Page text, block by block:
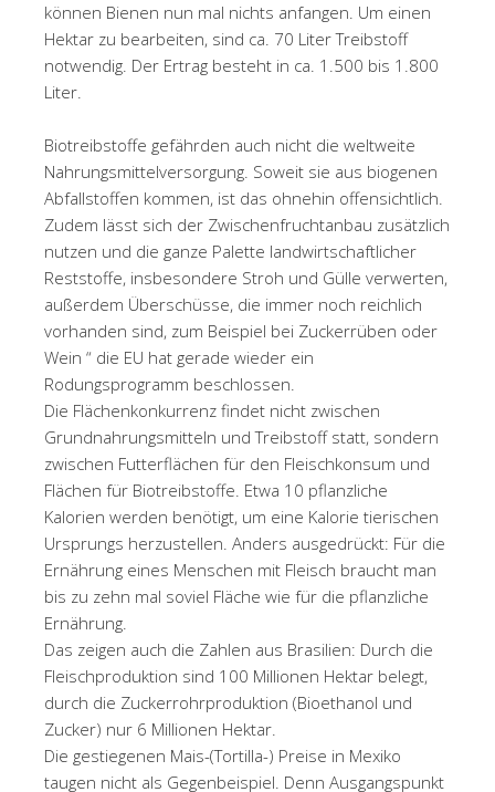
können Bienen nun mal nichts anfangen. Um einen
Hektar zu bearbeiten, sind ca. 70 Liter Treibstoff
notwendig. Der Ertrag besteht in ca. 1.500 bis 1.800
Liter.
Biotreibstoffe gefährden auch nicht die weltweite
Nahrungsmittelversorgung. Soweit sie aus biogenen
Abfallstoffen kommen, ist das ohnehin offensichtlich.
Zudem lässt sich der Zwischenfruchtanbau zusätzlich
nutzen und die ganze Palette landwirtschaftlicher
Reststoffe, insbesondere Stroh und Gülle verwerten,
außerdem Überschüsse, die immer noch reichlich
vorhanden sind, zum Beispiel bei Zuckerrüben oder
Wein “ die EU hat gerade wieder ein
Rodungsprogramm beschlossen.
Die Flächenkonkurrenz findet nicht zwischen
Grundnahrungsmitteln und Treibstoff statt, sondern
zwischen Futterflächen für den Fleischkonsum und
Flächen für Biotreibstoffe. Etwa 10 pflanzliche
Kalorien werden benötigt, um eine Kalorie tierischen
Ursprungs herzustellen. Anders ausgedrückt: Für die
Ernährung eines Menschen mit Fleisch braucht man
bis zu zehn mal soviel Fläche wie für die pflanzliche
Ernährung.
Das zeigen auch die Zahlen aus Brasilien: Durch die
Fleischproduktion sind 100 Millionen Hektar belegt,
durch die Zuckerrohrproduktion (Bioethanol und
Zucker) nur 6 Millionen Hektar.
Die gestiegenen Mais-(Tortilla-) Preise in Mexiko
taugen nicht als Gegenbeispiel. Denn Ausgangspunkt